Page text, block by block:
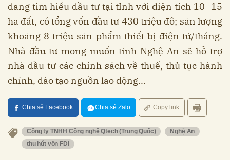
đang tìm hiểu đầu tư tại tỉnh với diện tích 10 -15
ha đất, có tổng vốn đầu tư 430 triệu đô; sản lượng
khoảng 8 triệu sản phẩm thiết bị điện tử/tháng.
Nhà đầu tư mong muốn tỉnh Nghệ An sẽ hỗ trợ
nhà đầu tư các chính sách về thuế, thủ tục hành
chính, đào tạo nguồn lao động...
Chia sẻ Facebook Chia sẻ Zalo Copy link
Công ty TNHH Công nghệ Qtech (Trung Quốc)
Nghệ An
thu hút vốn FDI